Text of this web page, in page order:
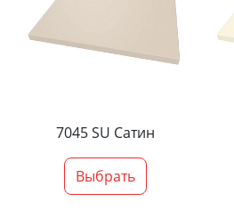
7045 SU Сатин
Выбрать